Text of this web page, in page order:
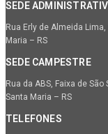
SEDE
Rua Erly de Almeida
Maria – RS
SEDE CAMPESTRE
Rua da ABS, Faixa de São
Santa Maria – RS
TELEFONES